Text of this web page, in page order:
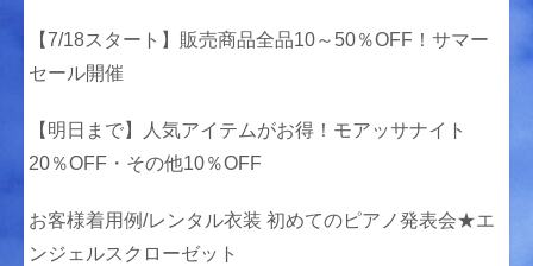
【7/18スタート】販売商品全品10～50％OFF！サマー
セール開催
【明日まで】人気アイテムがお得！モアッサナイト
20％OFF・その他10％OFF
お客様着用例/レンタル衣装 初めてのピアノ発表会★エ
ンジェルスクローゼット